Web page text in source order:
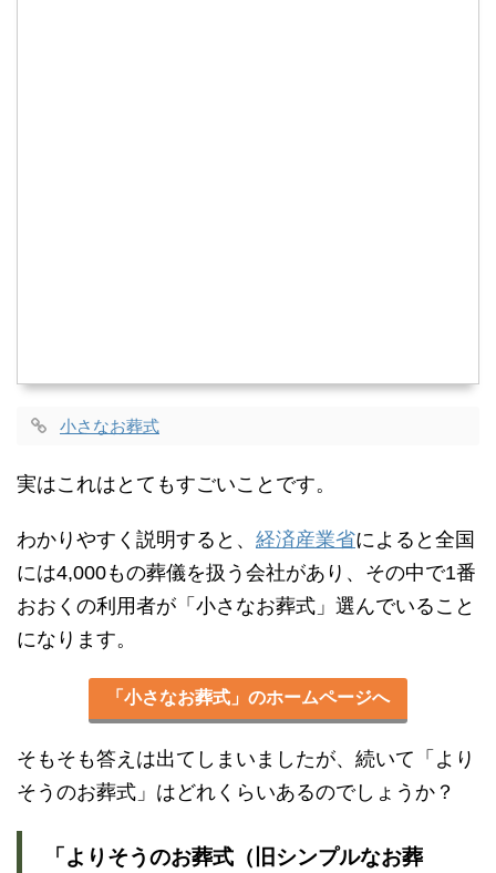
小さなお葬式
実はこれはとてもすごいことです。
わかりやすく説明すると、 経済産業省によると全国
には4,000もの葬儀を扱う会社があり、その中で1番
おおくの利用者が「小さなお葬式」選んでいること
になります。
「小さなお葬式」のホームページへ
そもそも答えは出てしまいましたが、続いて「より
そうのお葬式」はどれくらいあるのでしょうか？
「よりそうのお葬式（旧シンプルなお葬